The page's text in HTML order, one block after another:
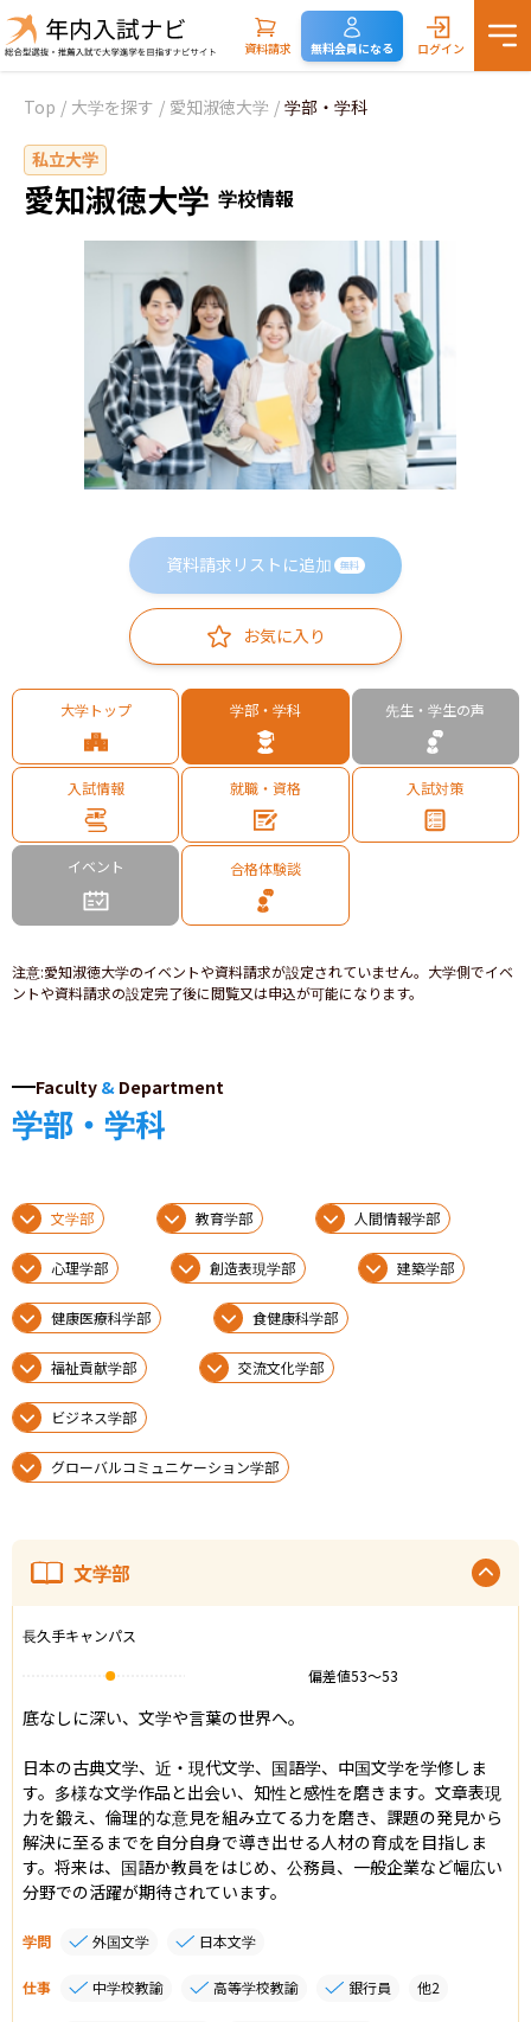
資料請求 無料会員になる ログイン
Top / 大学を探す / 愛知淑徳大学 / 学部・学科
私立大学
愛知淑徳大学 学校情報
資料請求リストに追加 無料
お気に入り
大学トップ 学部・学科 先生・学生の声
入試情報 就職・資格 入試対策
イベント 合格体験談
注意:愛知淑徳大学のイベントや資料請求が設定されていません。大学側でイベ
ントや資料請求の設定完了後に閲覧又は申込が可能になります。
Faculty & Department
学部・学科
文学部 教育学部 人間情報学部
心理学部 創造表現学部 建築学部
健康医療科学部 食健康科学部
福祉貢献学部 交流文化学部
ビジネス学部
グローバルコミュニケーション学部
文学部
長久手キャンパス
偏差値53〜53
底なしに深い、文学や言葉の世界へ。
日本の古典文学、近・現代文学、国語学、中国文学を学修しま
す。多様な文学作品と出会い、知性と感性を磨きます。文章表現
力を鍛え、倫理的な意見を組み立てる力を磨き、課題の発見から
解決に至るまでを自分自身で導き出せる人材の育成を目指しま
す。将来は、国語か教員をはじめ、公務員、一般企業など幅広い
分野での活躍が期待されています。
学問 外国文学 日本文学
仕事 中学校教諭 高等学校教諭 銀行員 他2